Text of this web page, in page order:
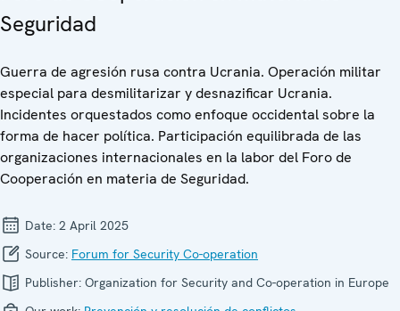
Seguridad
Guerra de agresión rusa contra Ucrania. Operación militar
especial para desmilitarizar y desnazificar Ucrania.
Incidentes orquestados como enfoque occidental sobre la
forma de hacer política. Participación equilibrada de las
organizaciones internacionales en la labor del Foro de
Cooperación en materia de Seguridad.
Date: 2 April 2025
Source: Forum for Security Co-operation
Publisher: Organization for Security and Co-operation in Europe